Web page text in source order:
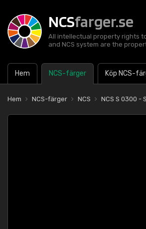
NCSfarger.se
All intellectual property rights
and NCS system are the
Hem NCS-färger Köp NCS-
Hem NCS-färger NCS NCS S 0300 -